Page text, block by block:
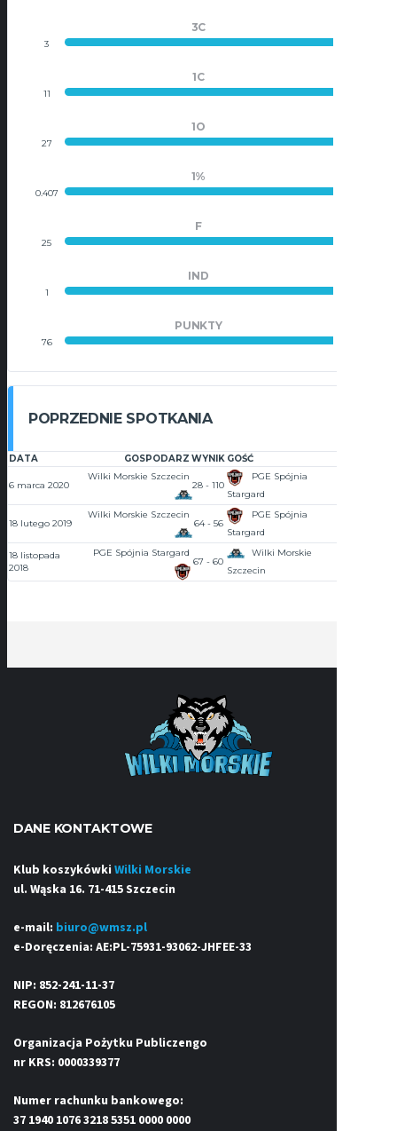
3C
3
1C
11
1O
27
1%
0.407
F
25
IND
1
PUNKTY
76
POPRZEDNIE SPOTKANIA
DATA GOSPODARZ WYNIK GOŚĆ
6 marca 2020
Wilki Morskie Szczecin
28 - 110
PGE Spójnia
Stargard
18 lutego 2019
Wilki Morskie Szczecin
64 - 56
PGE Spójnia
Stargard
18 listopada
2018
PGE Spójnia Stargard
67 - 60
Wilki Morskie
Szczecin
DANE KONTAKTOWE
Klub koszykówki Wilki Morskie
ul. Wąska 16. 71-415 Szczecin
e-mail: biuro@wmsz.pl
e-Doręczenia: AE:PL-75931-93062-JHFEE-33
NIP: 852-241-11-37
REGON: 812676105
Organizacja Pożytku Publiczengo
nr KRS: 0000339377
Numer rachunku bankowego:
37 1940 1076 3218 5351 0000 0000